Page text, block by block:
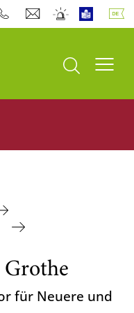
Suche öffnen
Grothe
für Neuere und